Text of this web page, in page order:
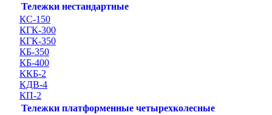
Тележки нестандартные
КС-150
КГК-300
КГК-350
КБ-350
КБ-400
ККБ-2
КДВ-4
КП-2
Тележки платформенные четырехколесные